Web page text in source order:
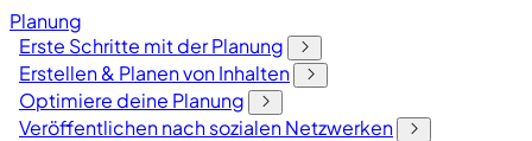
Planung
Erste Schritte mit der Planung
Erstellen & Planen von Inhalten
Optimiere deine Planung
Veröffentlichen nach sozialen Netzwerken